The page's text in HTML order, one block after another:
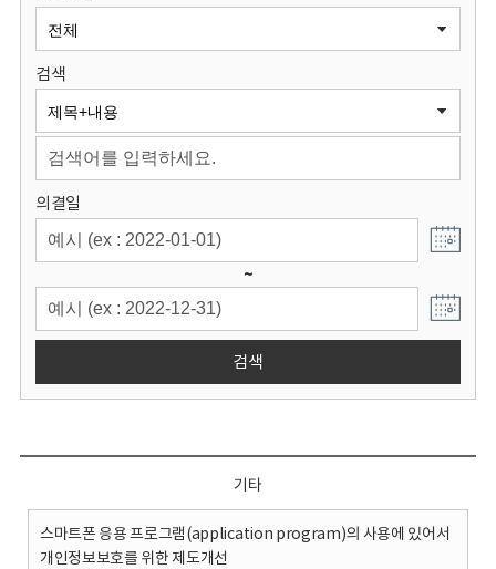
원
회
검색
의결일
~
검색
기타
스마트폰 응용 프로그램(application program)의 사용에 있어서
개인정보보호를 위한 제도개선